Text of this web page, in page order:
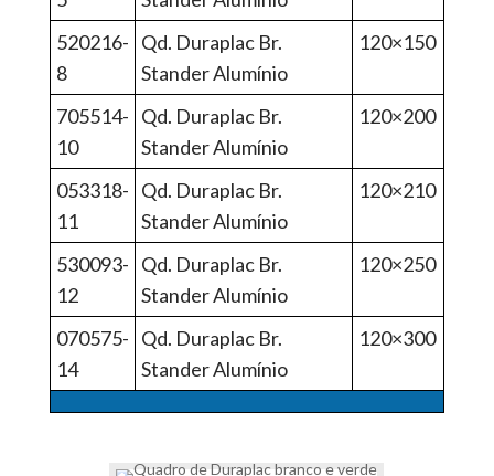
520216-
8
Qd. Duraplac Br.
Stander Alumínio
120×150
705514-
10
Qd. Duraplac Br.
Stander Alumínio
120×200
053318-
11
Qd. Duraplac Br.
Stander Alumínio
120×210
530093-
12
Qd. Duraplac Br.
Stander Alumínio
120×250
070575-
14
Qd. Duraplac Br.
Stander Alumínio
120×300